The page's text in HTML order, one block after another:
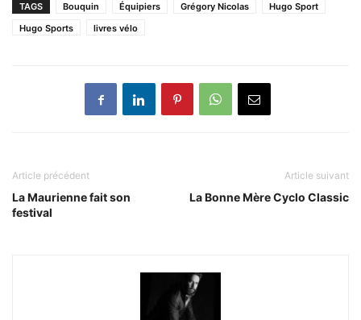
TAGS Bouquin Équipiers Grégory Nicolas
Hugo Sport
Hugo Sports
livres vélo
Article précédent
La Maurienne fait son
festival
Article suivant
La Bonne Mère Cyclo Classic